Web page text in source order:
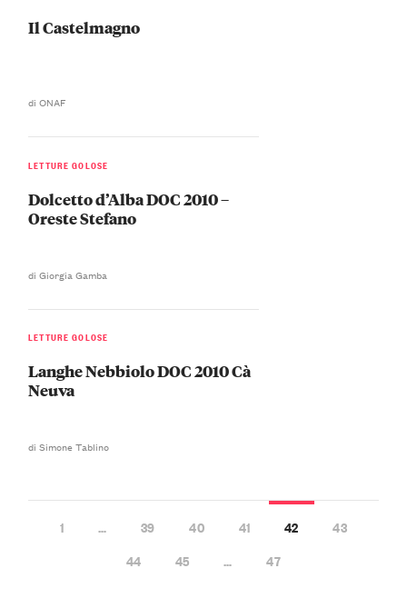
Il Castelmagno
di ONAF
LETTURE GOLOSE
Dolcetto d’Alba DOC 2010 –
Oreste Stefano
di Giorgia Gamba
LETTURE GOLOSE
Langhe Nebbiolo DOC 2010 Cà
Neuva
di Simone Tablino
1 … 39 40 41 42
43
44
45 … 47